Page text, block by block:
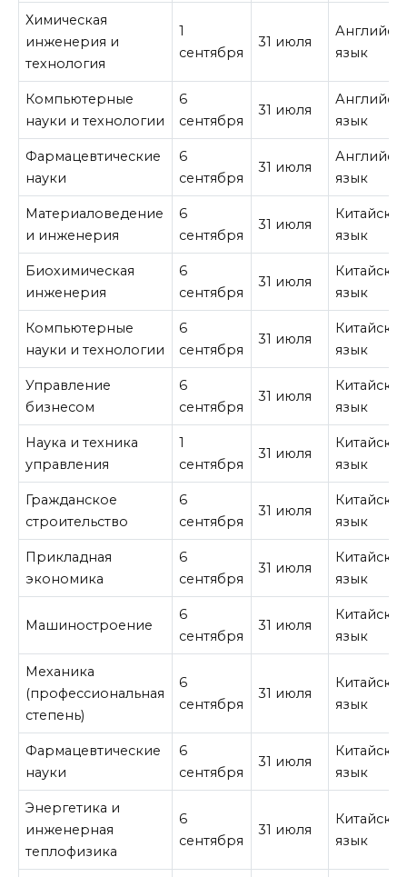
Химическая
инженерия и
технология
1
сентября
31 июля
язык
Компьютерные
науки и технологии
6
сентября
31 июля
язык
Фармацевтические
науки
6
сентября
31 июля
язык
Материаловедение
и инженерия
6
сентября
31 июля
язык
Биохимическая
инженерия
6
сентября
31 июля
язык
Компьютерные
науки и технологии
6
сентября
31 июля
язык
Управление
бизнесом
6
сентября
31 июля
язык
Наука и техника
управления
1
сентября
31 июля
язык
Гражданское
строительство
6
сентября
31 июля
язык
Прикладная
экономика
6
сентября
31 июля
язык
Машиностроение
6
сентября
31 июля
язык
Механика
(профессиональная
степень)
6
сентября
31 июля
язык
Фармацевтические
науки
6
сентября
31 июля
язык
Энергетика и
инженерная
теплофизика
6
сентября
31 июля
язык